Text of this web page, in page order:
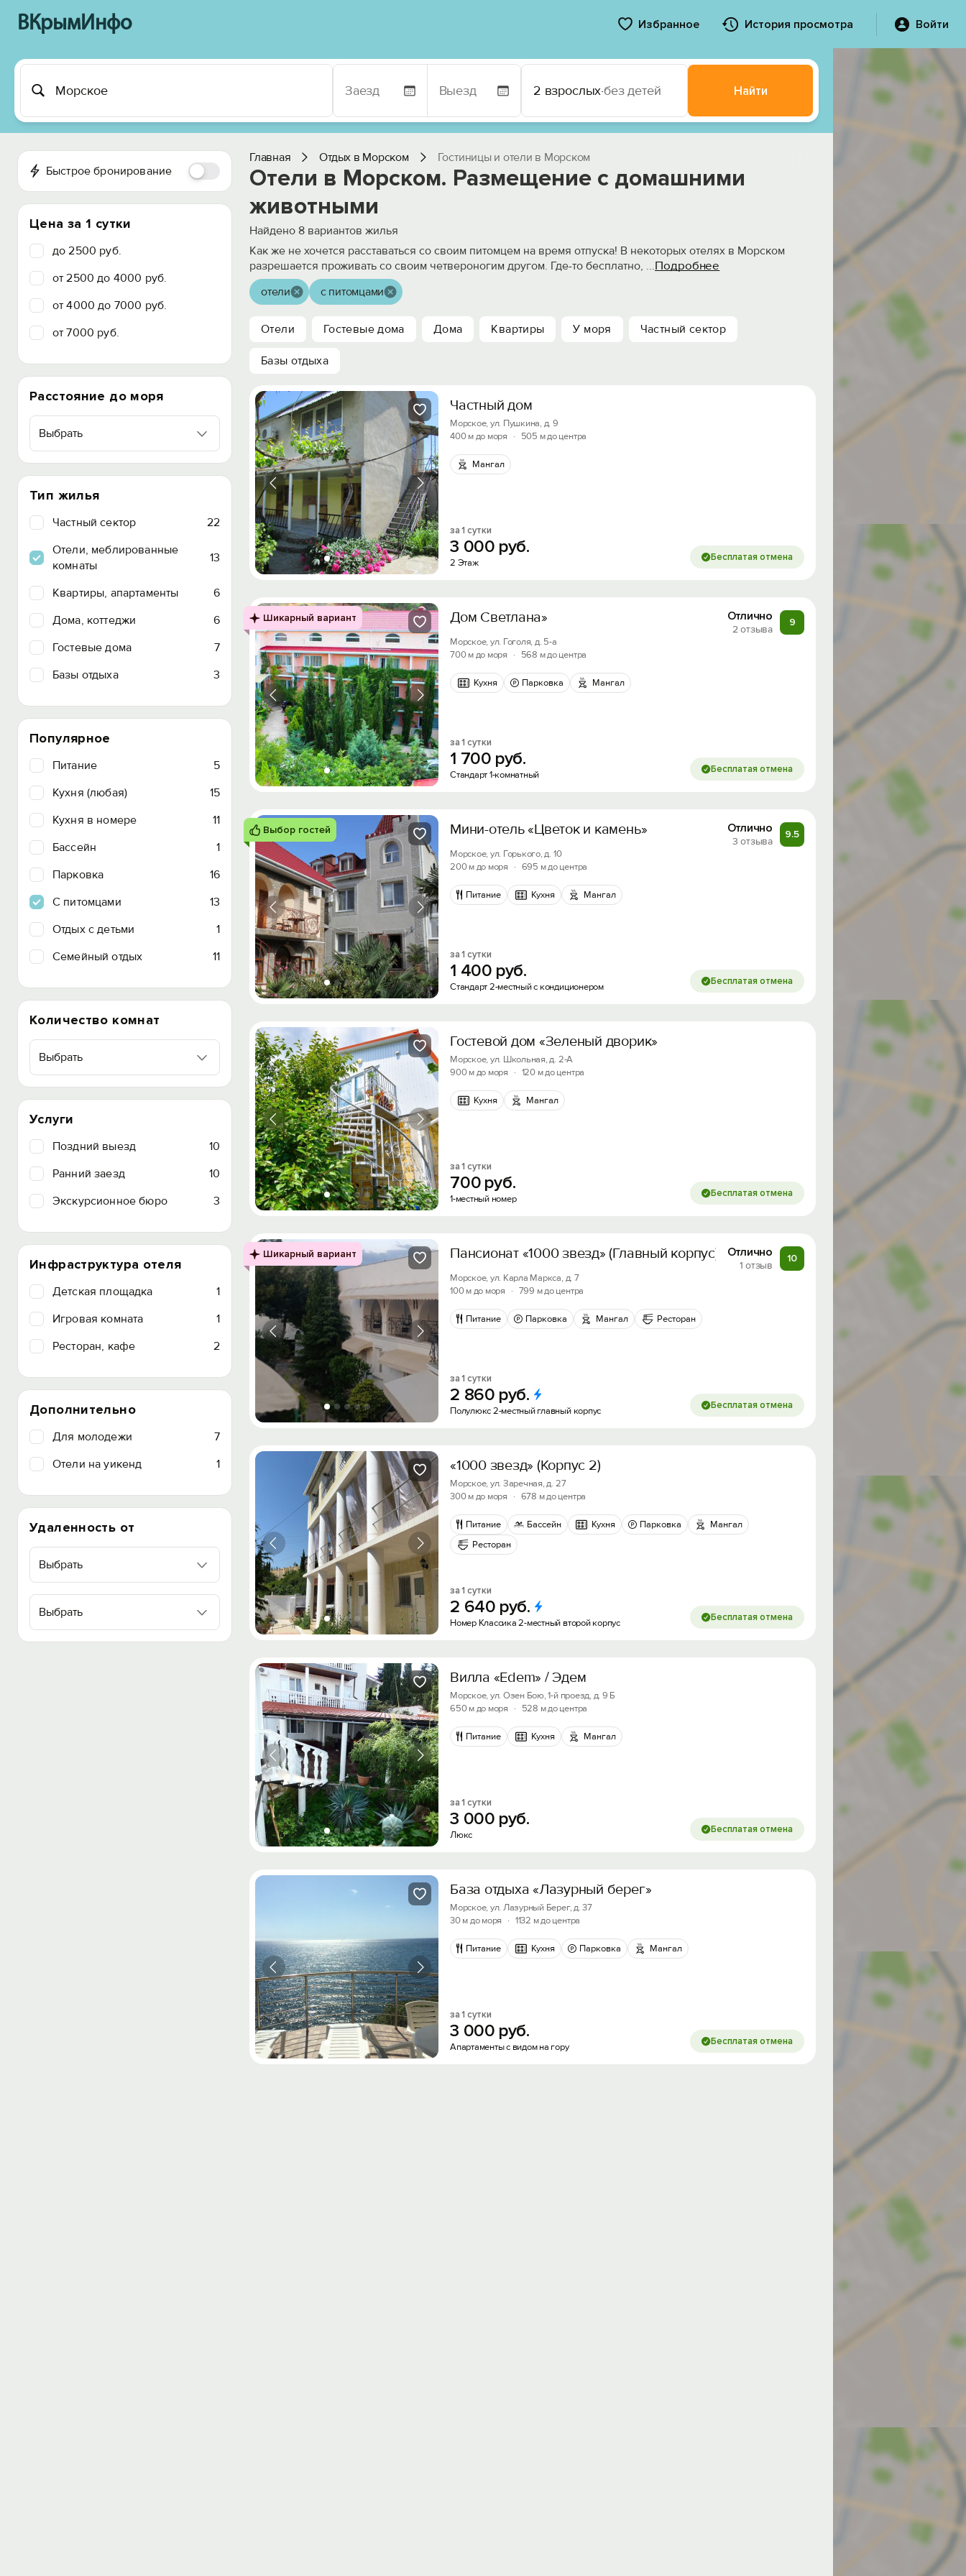
ВКрымИнфо Избранное История просмотра Войти
2 взрослых·без детей Найти
Быстрое бронирование
Цена за 1 сутки
до 2500 руб.
от 2500 до 4000 руб.
от 4000 до 7000 руб.
от 7000 руб.
Расстояние до моря
Выбрать
Тип жилья
Частный сектор
22
Отели, меблированные
комнаты
13
Квартиры, апартаменты
6
Дома, коттеджи
6
Гостевые дома
7
Базы отдыха
3
Популярное
Питание
5
Кухня (любая)
15
Кухня в номере
11
Бассейн
1
Парковка
16
C питомцами
13
Отдых с детьми
1
Семейный отдых
11
Количество комнат
Выбрать
Услуги
Поздний выезд
10
Ранний заезд
10
Экскурсионное бюро
3
Инфраструктура отеля
Детская площадка
1
Игровая комната
1
Ресторан, кафе
2
Дополнительно
Для молодежи
7
Отели на уикенд
1
Удаленность от
Выбрать
Выбрать
Главная Отдых в Морском Гостиницы и отели в Морском
Отели в Морском. Размещение с домашними
животными
Найдено 8 вариантов жилья
Как же не хочется расставаться со своим питомцем на время отпуска! В некоторых отелях в Морском
разрешается проживать со своим четвероногим другом. Где-то бесплатно, ...Подробнее
отели с питомцами
Отели Гостевые дома Дома Квартиры У моря Частный сектор
Базы отдыха
Частный дом
Морское, ул. Пушкина, д. 9
400 м до моря
· 505 м до центра
Мангал
за 1 сутки
3 000 руб.
2 Этаж Бесплатая отмена
Шикарный вариант Дом Светлана» Отлично
2 отзыва
9
Морское, ул. Гоголя, д. 5-а
700 м до моря
· 568 м до центра
Кухня Парковка Мангал
за 1 сутки
1 700 руб.
Стандарт 1-комнатный Бесплатая отмена
Выбор гостей Мини-отель «Цветок и камень» Отлично
3 отзыва
9.5
Морское, ул. Горького, д. 10
200 м до моря
· 695 м до центра
Питание Кухня Мангал
за 1 сутки
1 400 руб.
Стандарт 2-местный с кондиционером Бесплатая отмена
Гостевой дом «Зеленый дворик»
Морское, ул. Школьная, д. 2-А
900 м до моря
· 120 м до центра
Кухня Мангал
за 1 сутки
700 руб.
1-местный номер Бесплатая отмена
Шикарный вариант Пансионат «1000 звезд» (Главный корпус) Отлично
1 отзыв
10
Морское, ул. Карла Маркса, д. 7
100 м до моря
· 799 м до центра
Питание Парковка Мангал Ресторан
за 1 сутки
2 860 руб.
Полулюкс 2-местный главный корпус Бесплатая отмена
«1000 звезд» (Корпус 2)
Морское, ул. Заречная, д. 27
300 м до моря
· 678 м до центра
Питание Бассейн Кухня Парковка
Мангал
Ресторан
за 1 сутки
2 640 руб.
Номер Классика 2-местный второй корпус Бесплатая отмена
Вилла «Edem» / Эдем
Морское, ул. Озен Бою, 1-й проезд, д. 9 Б
650 м до моря
· 528 м до центра
Питание Кухня Мангал
за 1 сутки
3 000 руб.
Люкс Бесплатая отмена
База отдыха «Лазурный берег»
Морское, ул. Лазурный Берег, д. 37
30 м до моря
· 1132 м до центра
Питание Кухня Парковка Мангал
за 1 сутки
3 000 руб.
Апартаменты с видом на гору Бесплатая отмена
Скидка −5%
Хочешь дешевле? Оставь почту и получи промокод на
первое бронирование!
Вход на сайт
Войти или Зарегистрироваться
Войти
Войти с помощью